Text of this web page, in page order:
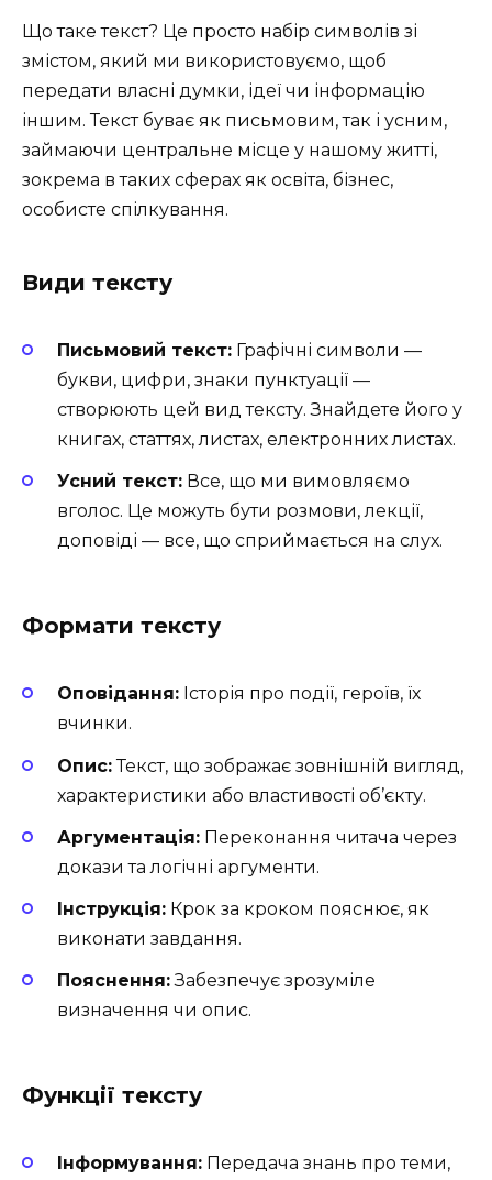
Що таке текст? Це просто набір символів зі
змістом, який ми використовуємо, щоб
передати власні думки, ідеї чи інформацію
іншим. Текст буває як письмовим, так і усним,
займаючи центральне місце у нашому житті,
зокрема в таких сферах як освіта, бізнес,
особисте спілкування.
Види тексту
Письмовий текст: Графічні символи —
букви, цифри, знаки пунктуації —
створюють цей вид тексту. Знайдете його у
книгах, статтях, листах, електронних листах.
Усний текст: Все, що ми вимовляємо
вголос. Це можуть бути розмови, лекції,
доповіді — все, що сприймається на слух.
Формати тексту
Оповідання: Історія про події, героїв, їх
вчинки.
Опис:Текст, що зображає зовнішній вигляд,
характеристики або властивості об’єкту.
Аргументація: Переконання читача через
докази та логічні аргументи.
Інструкція: Крок за кроком пояснює, як
виконати завдання.
Пояснення:Забезпечує зрозуміле
визначення чи опис.
Функції тексту
Інформування: Передача знань про теми,